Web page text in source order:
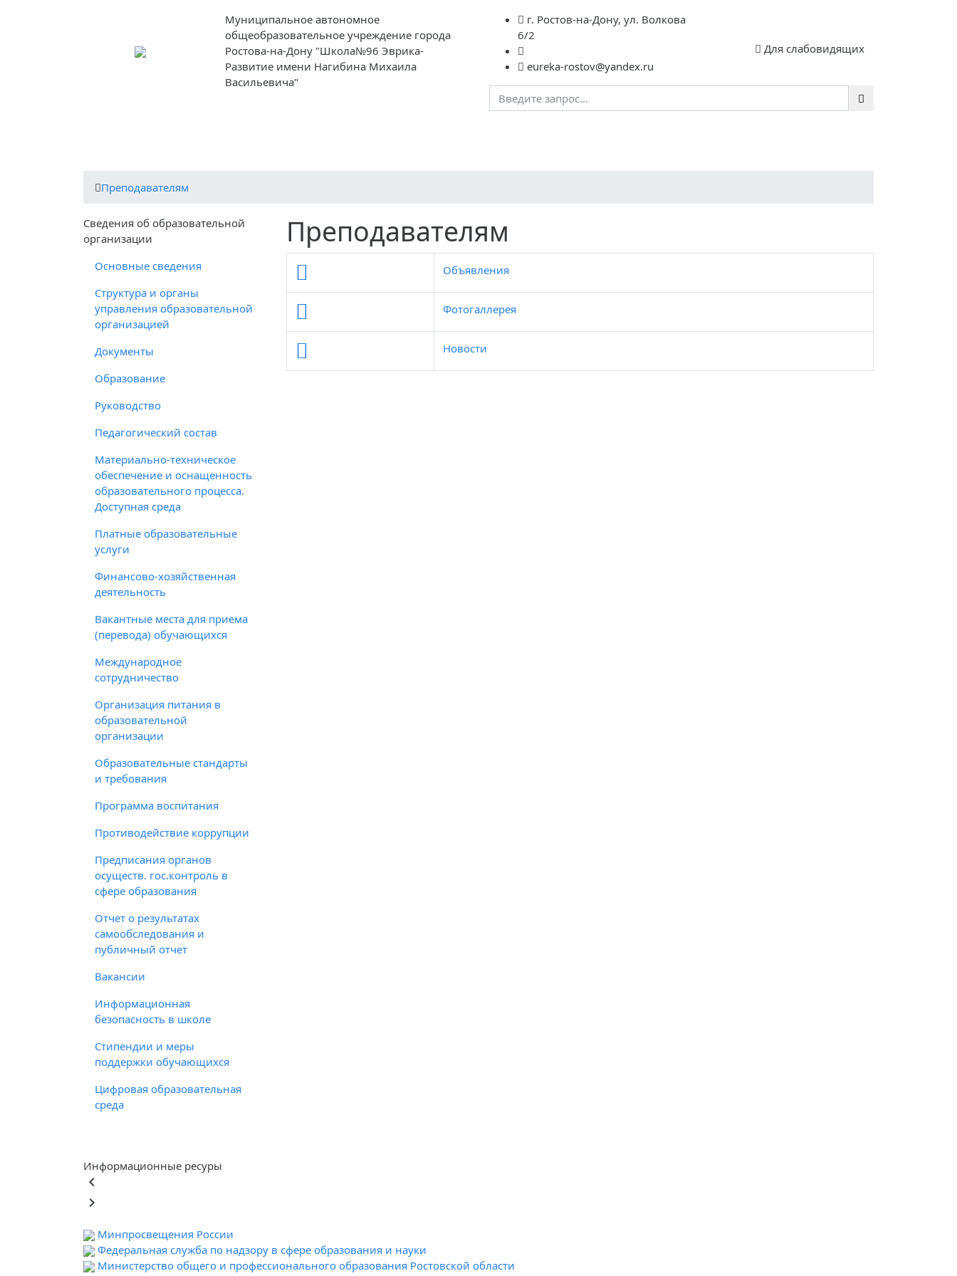
Муниципальное автономное
общеобразовательное учреждение города
Ростова-на-Дону "Школа№96 Эврика-
Развитие имени Нагибина Михаила
Васильевича"
г. Ростов-на-Дону, ул. Волкова
6/2
eureka-rostov@yandex.ru
Для слабовидящих
Преподавателям
Cведения об образовательной
организации
Основные сведения
Структура и органы
управления образовательной
организацией
Документы
Образование
Руководство
Педагогический состав
Материально-техническое
обеспечение и оснащенность
образовательного процесса.
Доступная среда
Платные образовательные
услуги
Финансово-хозяйственная
деятельность
Вакантные места для приема
(перевода) обучающихся
Международное
сотрудничество
Организация питания в
образовательной
организации
Образовательные стандарты
и требования
Программа воспитания
Противодействие коррупции
Предписания органов
осуществ. гос.контроль в
сфере образования
Отчет о результатах
самообследования и
публичный отчет
Вакансии
Информационная
безопасность в школе
Стипендии и меры
поддержки обучающихся
Цифровая образовательная
среда
Преподавателям
Объявления
Фотогаллерея
Новости
Информационные ресуры
keyboard_arrow_left
keyboard_arrow_right
Минпросвещения России
Федеральная служба по надзору в сфере образования и науки
Министерство общего и профессионального образования Ростовской области